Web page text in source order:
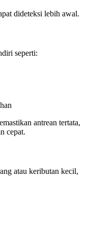
dideteksi lebih awal.
seperti:
antrean tertata,
cepat.
atau keributan kecil,